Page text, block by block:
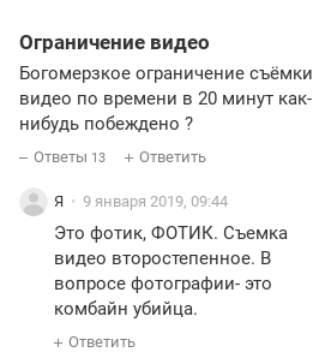
Ограничение видео
Богомерзкое ограничение съёмки
видео по времени в 20 минут как-
нибудь побеждено ?
Ответы 13 Ответить
Я 9 января 2019, 09:44
Это фотик, ФОТИК. Съемка
видео второстепенное. В
вопросе фотографии- это
комбайн убийца.
Ответить